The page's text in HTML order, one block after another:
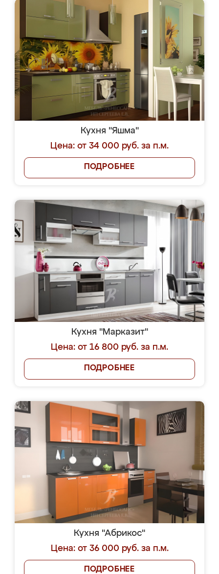
Кухня "Яшма"
Цена: от 34 000 руб. за п.м.
ПОДРОБНЕЕ
Кухня "Марказит"
Цена: от 16 800 руб. за п.м.
ПОДРОБНЕЕ
Кухня "Абрикос"
Цена: от 36 000 руб. за п.м.
ПОДРОБНЕЕ